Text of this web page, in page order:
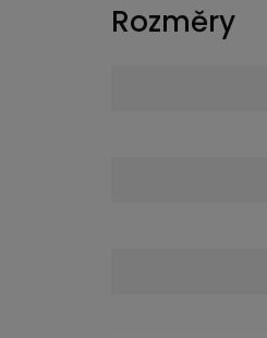
Rozměry